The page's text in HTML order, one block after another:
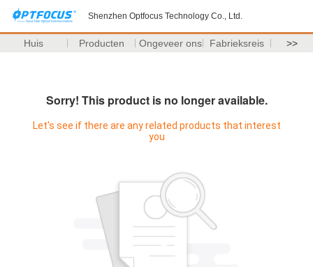
Shenzhen Optfocus Technology Co., Ltd.
Huis Producten Ongeveer ons Fabrieksreis >>
Sorry! This product is no longer available.
Let's see if there are any related products that interest
you